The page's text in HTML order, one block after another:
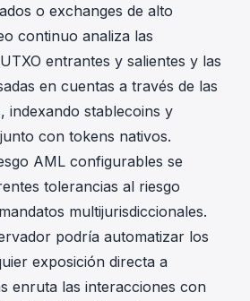
o exchanges de alto
continuo analiza las
entrantes y salientes y las
en cuentas a través de las
indexando stablecoins y
con tokens nativos.
AML configurables se
tolerancias al riesgo
multijurisdiccionales.
podría automatizar los
exposición directa a
enruta las interacciones con